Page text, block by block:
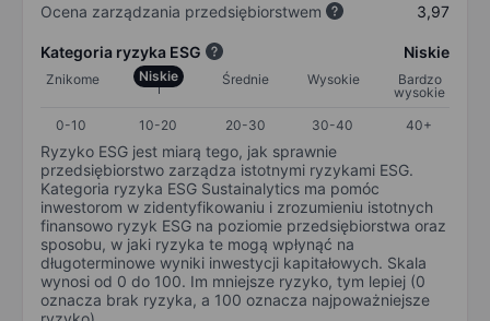
Ocena zarządzania przedsiębiorstwem
3,97
Kategoria ryzyka ESG Niskie
Znikome Niskie Średnie Wysokie
Bardzo
wysokie
0-10
10-20 20-30 30-40 40+
Ryzyko ESG jest miarą tego, jak sprawnie
przedsiębiorstwo zarządza istotnymi ryzykami ESG.
Kategoria ryzyka ESG Sustainalytics ma pomóc
inwestorom w zidentyfikowaniu i zrozumieniu istotnych
finansowo ryzyk ESG na poziomie przedsiębiorstwa oraz
sposobu, w jaki ryzyka te mogą wpłynąć na
długoterminowe wyniki inwestycji kapitałowych. Skala
wynosi od 0 do 100. Im mniejsze ryzyko, tym lepiej (0
oznacza brak ryzyka, a 100 oznacza najpoważniejsze